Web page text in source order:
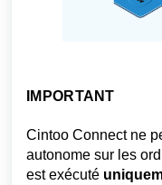
IMPORTANT
Cintoo Connect ne
autonome sur les
est exécuté